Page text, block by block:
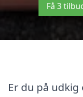
Få 3
Er du på